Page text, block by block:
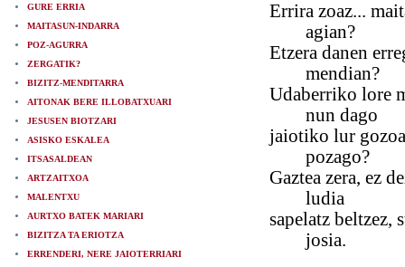
GURE ERRIA
MAITASUN-INDARRA
POZ-AGURRA
ZERGATIK?
BIZITZ-MENDITARRA
AITONAK BERE ILLOBATXUARI
JESUSEN BIOTZARI
ASISKO ESKALEA
ITSASALDEAN
ARTZAITXOA
MALENTXU
AURTXO BATEK MARIARI
BIZITZA TA ERIOTZA
ERRENDERI, NERE JAIOTERRIARI
Errira zoaz...
agian?
Etzera danen
mendian?
Udaberriko lore
nun dago
jaiotiko lur
pozago?
Gaztea zera, ez
ludia
sapelatz beltzez,
josia.